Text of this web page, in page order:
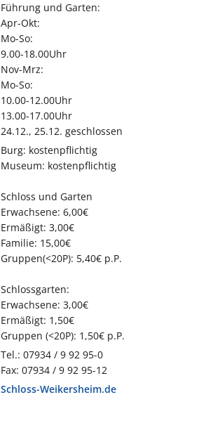
Führung und Garten:
Apr-Okt:
Mo-So:
9.00-18.00Uhr
Nov-Mrz:
Mo-So:
10.00-12.00Uhr
13.00-17.00Uhr
24.12., 25.12. geschlossen
Burg: kostenpflichtig
Museum: kostenpflichtig
Schloss und Garten
Erwachsene: 6,00€
Ermäßigt: 3,00€
Familie: 15,00€
Gruppen(<20P): 5,40€ p.P.
Schlossgarten:
Erwachsene: 3,00€
Ermäßigt: 1,50€
Gruppen (<20P): 1,50€ p.P.
Tel.: 07934 / 9 92 95-0
Fax: 07934 / 9 92 95-12
Schloss-Weikersheim.de